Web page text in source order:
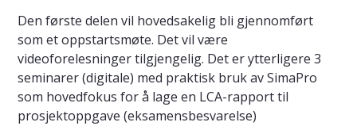
Den første delen vil hovedsakelig bli gjennomført
som et oppstartsmøte. Det vil være
videoforelesninger tilgjengelig. Det er ytterligere 3
seminarer (digitale) med praktisk bruk av SimaPro
som hovedfokus for å lage en LCA-rapport til
prosjektoppgave (eksamensbesvarelse)